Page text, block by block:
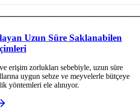
Uzun Süre Saklanabilen
erişim zorlukları sebebiyle, uzun süre
uygun sebze ve meyvelerle bütçeye
yöntemleri ele alınıyor.